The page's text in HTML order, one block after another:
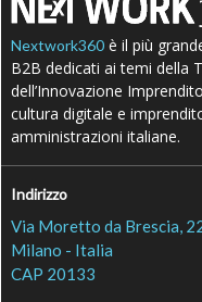
Nextwork360 è il più
B2B dedicati ai temi della
dell’Innovazione
cultura digitale e
amministrazioni italiane.
Indirizzo
Via Moretto da Brescia,
Milano - Italia
CAP 20133